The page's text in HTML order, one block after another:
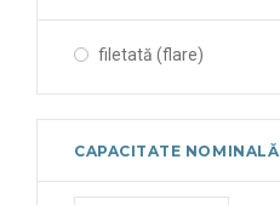
filetată (flare)
CAPACITATE NOMINALĂ